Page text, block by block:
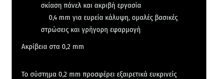
σκίαση πάνελ και ακριβή εργασία
0,4 mm για ευρεία κάλυψη, ομαλές βασικές
στρώσεις και γρήγορη εφαρμογή
Ακρίβεια στα 0,2 mm
Το σύστημα 0,2 mm προσφέρει εξαιρετικά ευκρινείς